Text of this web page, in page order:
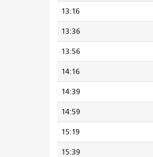
13:16
13:36
13:56
14:16
14:39
14:59
15:19
15:39